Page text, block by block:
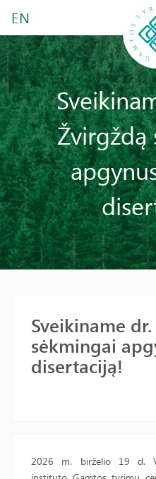
EN
Žvirgždą
Sveikiname
sėkmingai
disertaciją!
2026 m. birželio 19 d.